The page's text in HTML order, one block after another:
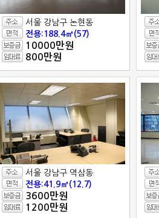
서울 강남구 논현동
전용:188.4㎡(57)
10000만원
800만원
서울 강남구 역삼동
전용:41.9㎡(12.7)
3600만원
1200만원